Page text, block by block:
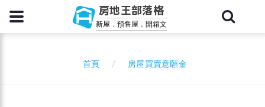
房地王部落格
新屋．預售屋．開箱文
首頁 房屋買賣意願金